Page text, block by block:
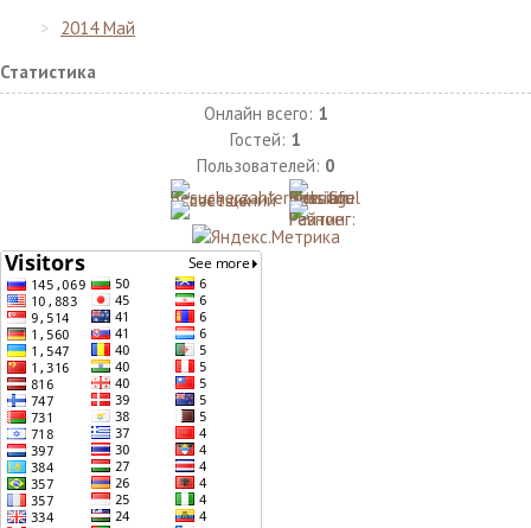
2014 Май
Статистика
Онлайн всего: 1
Гостей: 1
Пользователей: 0